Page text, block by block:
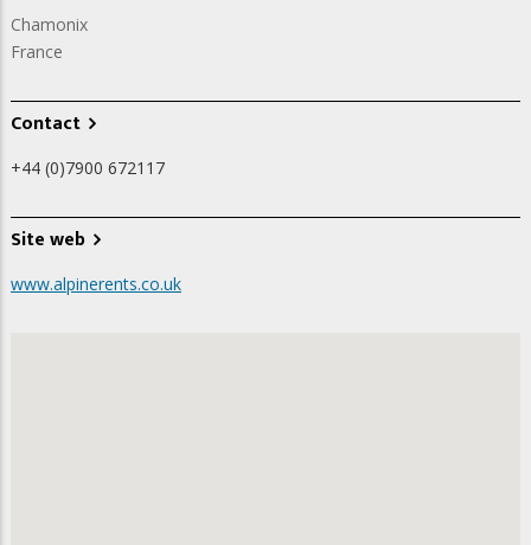
Chamonix
France
Contact
+44 (0)7900 672117
Site web
www.alpinerents.co.uk